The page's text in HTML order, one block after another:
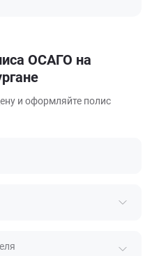
ОСАГО на
и оформляйте полис